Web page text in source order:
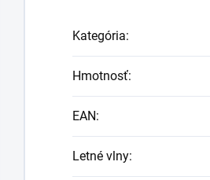
Kategória:
Hmotnosť:
EAN:
Letné vlny: